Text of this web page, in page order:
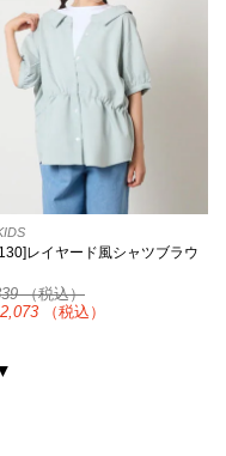
レイヤード風シャツブラウ
（税込）
2,073 （税込）